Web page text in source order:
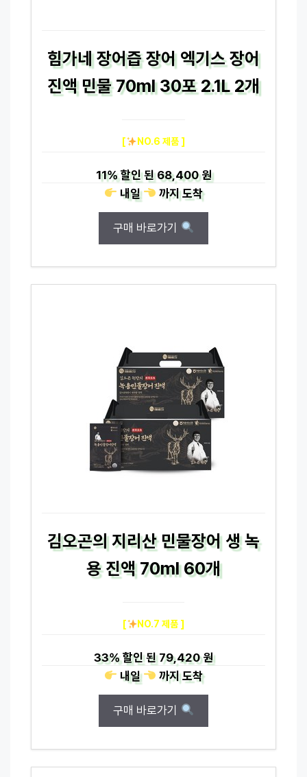
힘가네 장어즙 장어 엑기스 장어
진액 민물 70ml 30포 2.1L 2개
[ NO.6 제품 ]
11%할인 된68,400 원
내일
까지도착
구매 바로가기
김오곤의 지리산 민물장어 생 녹
용 진액 70ml 60개
[ NO.7 제품 ]
33%할인 된79,420 원
내일
까지도착
구매 바로가기